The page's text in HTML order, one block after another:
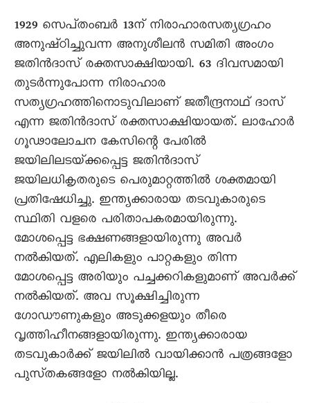
1929 സെപ്‌തംബർ 13ന്‌ നിരാഹാരസത്യഗ്രഹം
അനുഷ്‌ഠിച്ചുവന്ന അനുശീലൻ സമിതി അംഗം
ജതിൻദാസ്‌ രക്തസാക്ഷിയായി. 63 ദിവസമായി
തുടർന്നുപോന്ന നിരാഹാര
സത്യഗ്രഹത്തിനൊടുവിലാണ്‌ ജതീന്ദ്രനാഥ്‌ ദാസ്‌
എന്ന ജതിൻദാസ്‌ രക്തസാക്ഷിയായത്‌. ലാഹോർ
ഗൂഢാലോചന കേസിന്റെ പേരിൽ
ജയിലിലടയ്‌ക്കപ്പെട്ട ജതിൻദാസ്‌
ജയിലധികൃതരുടെ പെരുമാറ്റത്തിൽ ശക്തമായി
പ്രതിഷേധിച്ചു. ഇന്ത്യക്കാരായ തടവുകാരുടെ
സ്ഥിതി വളരെ പരിതാപകരമായിരുന്നു.
മോശപ്പെട്ട ഭക്ഷണങ്ങളായിരുന്നു അവർ
നൽകിയത്‌. എലികളും പാറ്റകളും തിന്ന
മോശപ്പെട്ട അരിയും പച്ചക്കറികളുമാണ്‌ അവർക്ക്‌
നൽകിയത്‌. അവ സൂക്ഷിച്ചിരുന്ന
ഗോഡൗണുകളും അടുക്കളയും തീരെ
വൃത്തിഹീനങ്ങളായിരുന്നു. ഇന്ത്യക്കാരായ
തടവുകാർക്ക്‌ ജയിലിൽ വായിക്കാൻ പത്രങ്ങളോ
പുസ്‌തകങ്ങളോ നൽകിയില്ല.